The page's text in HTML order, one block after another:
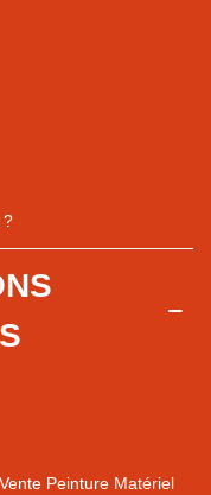
magasin
Point relais, Retrait magasin
?
Peinture Matériel